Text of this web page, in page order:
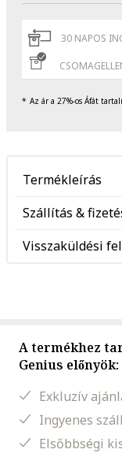
30 NAPOS
Az ár a 27%-os Áfát
Termékleírás
Szállítás &
Visszaküldési
A termékhez
Genius előnyök:
Exkluzív
Ingyenes
Elsőbbségi